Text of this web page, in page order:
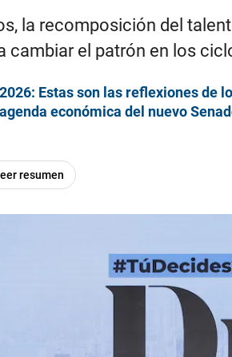
la recomposición del
cambiar el patrón en los
Estas son las reflexiones de
económica del nuevo
resumen